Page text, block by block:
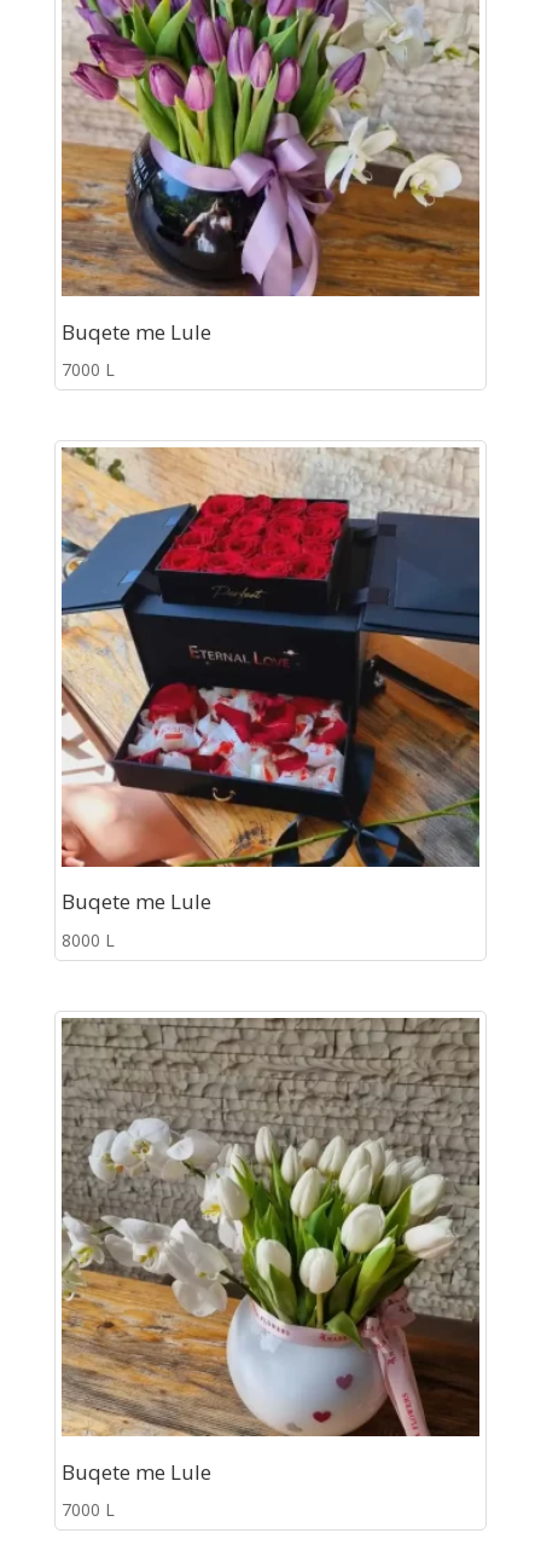
Buqete me Lule
7000 L
Buqete me Lule
8000 L
Buqete me Lule
7000 L